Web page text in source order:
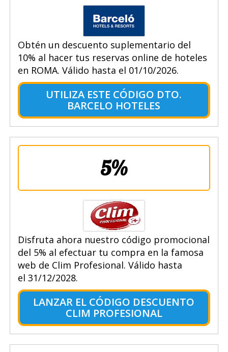
Obtén un descuento suplementario del
10% al hacer tus reservas online de hoteles
en ROMA. Válido hasta el 01/10/2026.
UTILIZA ESTE CÓDIGO DTO.
BARCELO HOTELES
5%
Disfruta ahora nuestro código promocional
del 5% al efectuar tu compra en la famosa
web de Clim Profesional. Válido hasta
el 31/12/2028.
LANZAR EL CÓDIGO DESCUENTO
CLIM PROFESIONAL